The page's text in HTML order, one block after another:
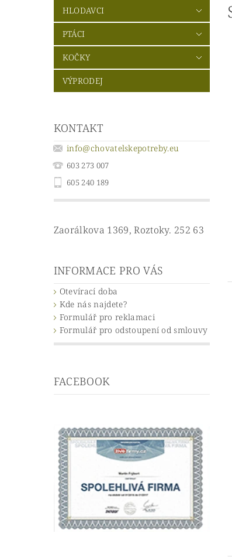
HLODAVCI
PTÁCI
KOČKY
VÝPRODEJ
KONTAKT
info@chovatelskepotreby.eu
603 273 007
605 240 189
Zaorálkova 1369, Roztoky. 252 63
INFORMACE PRO VÁS
Otevírací doba
Kde nás najdete?
Formulář pro reklamaci
Formulář pro odstoupení od smlouvy
FACEBOOK